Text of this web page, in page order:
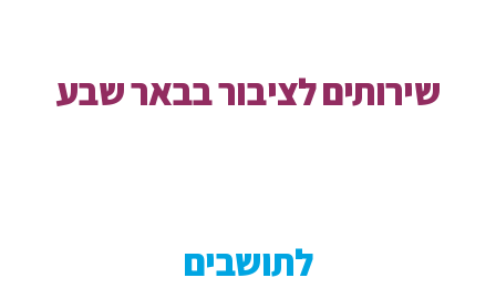
שירותים לציבור בבאר שבע
לתושבים